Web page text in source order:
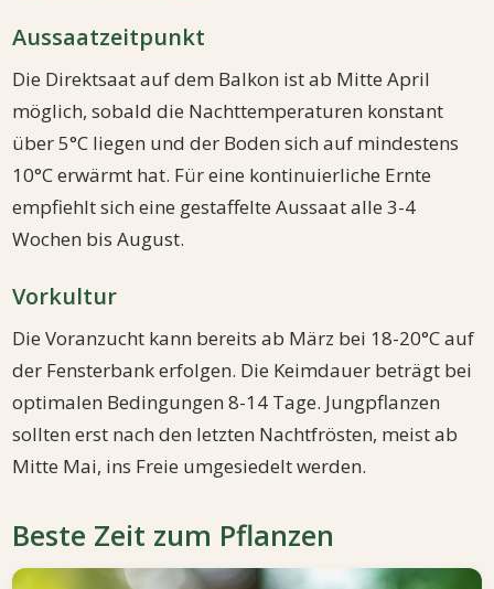
Aussaatzeitpunkt
Die Direktsaat auf dem Balkon ist ab Mitte April
möglich, sobald die Nachttemperaturen konstant
über 5°C liegen und der Boden sich auf mindestens
10°C erwärmt hat. Für eine kontinuierliche Ernte
empfiehlt sich eine gestaffelte Aussaat alle 3-4
Wochen bis August.
Vorkultur
Die Voranzucht kann bereits ab März bei 18-20°C auf
der Fensterbank erfolgen. Die Keimdauer beträgt bei
optimalen Bedingungen 8-14 Tage. Jungpflanzen
sollten erst nach den letzten Nachtfrösten, meist ab
Mitte Mai, ins Freie umgesiedelt werden.
Beste Zeit zum Pflanzen